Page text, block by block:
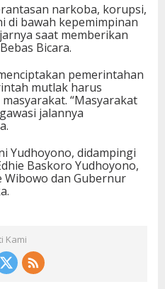
narkoba, korupsi,
di bawah kepemimpinan
saat memberikan
Bicara.
pemerintahan
mutlak harus
“Masyarakat
jalannya
Yudhoyono, didampingi
Baskoro Yudhoyono,
Wibowo dan Gubernur
Kami